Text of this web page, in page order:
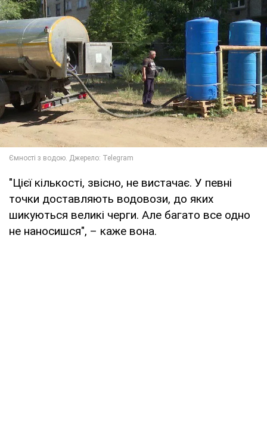
"Цієї кількості, звісно, не вистачає. У певні
точки доставляють водовози, до яких
шикуються великі черги. Але багато все одно
не наносишся", – каже вона.